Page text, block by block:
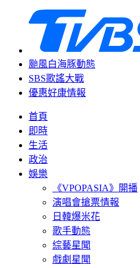
颱風白海豚動態
SBS歌謠大戰
優惠好康情報
首頁
即時
生活
政治
娛樂
《VPOPASIA》開播
演唱會搶票情報
日韓爆米花
歌手動態
綜藝星聞
戲劇星聞